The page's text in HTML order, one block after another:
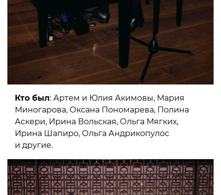
Кто был: Артем и Юлия Акимовы, Мария
Миногарова, Оксана Пономарева, Полина
Аскери, Ирина Вольская, Ольга Мягких,
Ирина Шапиро, Ольга Андрикопулос
и другие.